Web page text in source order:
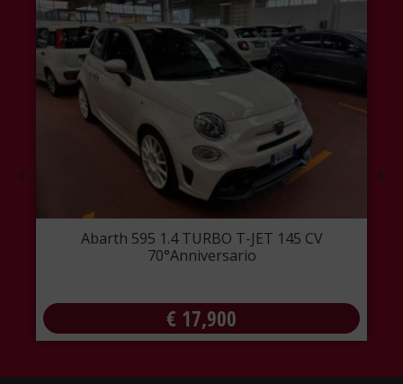
Abarth 595 1.4 TURBO T-JET 145 CV
70°Anniversario
€ 17,900